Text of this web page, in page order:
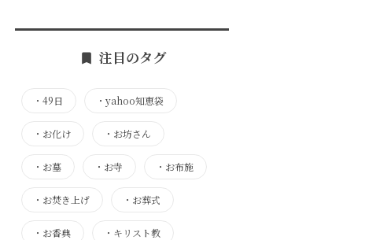
注目のタグ
・ 49日 ・ yahoo知恵袋
・ お化け ・ お坊さん
・ お墓 ・ お寺 ・ お布施
・ お焚き上げ ・ お葬式
・ お香典 ・ キリスト教